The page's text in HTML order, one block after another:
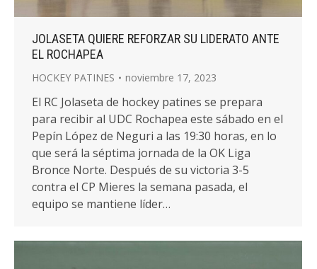
JOLASETA QUIERE REFORZAR SU LIDERATO ANTE
EL ROCHAPEA
HOCKEY PATINES noviembre 17, 2023
El RC Jolaseta de hockey patines se prepara
para recibir al UDC Rochapea este sábado en el
Pepín López de Neguri a las 19:30 horas, en lo
que será la séptima jornada de la OK Liga
Bronce Norte. Después de su victoria 3-5
contra el CP Mieres la semana pasada, el
equipo se mantiene líder…